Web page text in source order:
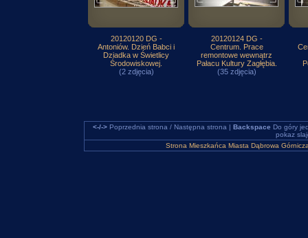
20120120 DG -
Antoniów. Dzień Babci i
Dziadka w Świetlicy
Środowiskowej.
(2 zdjęcia)
20120124 DG -
Centrum. Prace
remontowe wewnątrz
Pałacu Kultury Zagłębia.
(35 zdjęcia)
<-/->Poprzednia strona / Następna strona | Backspace Do góry
pokaz
Strona Mieszkańca Miasta Dąbrowa